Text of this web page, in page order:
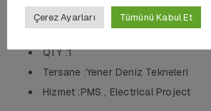
Uzunluk :20MT
Gövde :Steel/Aluminum
QTY :1
Tersane :Yener Deniz Tekneleri
Hizmet :PMS , Electrical Project
Çerez Ayarları Tümünü Kabul Et